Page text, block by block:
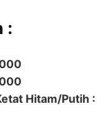
:
Hitam/Putih :